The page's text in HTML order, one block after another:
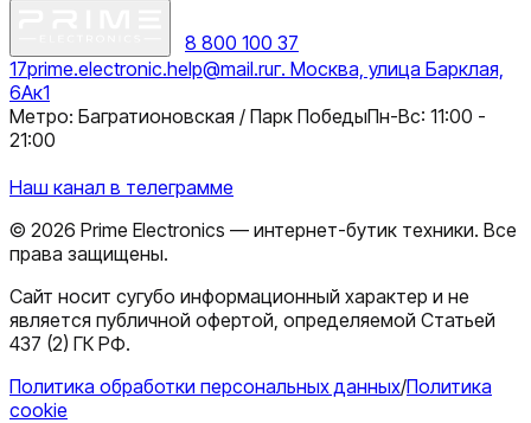
8 800 100 37
17prime.electronic.help@mail.ruг. Москва, улица Барклая,
6Ак1
Метро: Багратионовская / Парк ПобедыПн-Вс: 11:00 -
21:00
Наш канал в телеграмме
© 2026 Prime Electronics — интернет-бутик техники. Все
права защищены.
Сайт носит сугубо информационный характер и не
является публичной офертой, определяемой Статьей
437 (2) ГК РФ.
Политика обработки персональных данных/Политика
cookie